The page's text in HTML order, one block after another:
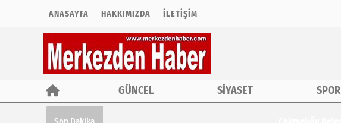
ANASAYFA HAKKIMIZDA İLETIŞIM
GÜNCEL SİYASET SPOR